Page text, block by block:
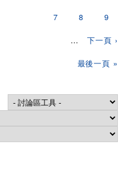
7 8 9
… 下一頁 ›
最後一頁 »